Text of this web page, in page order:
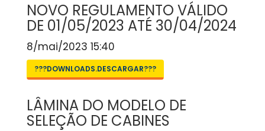
NOVO REGULAMENTO VÁLIDO
DE 01/05/2023 ATÉ 30/04/2024
8/mai/2023 15:40
???DOWNLOADS.DESCARGAR???
LÂMINA DO MODELO DE
SELEÇÃO DE CABINES